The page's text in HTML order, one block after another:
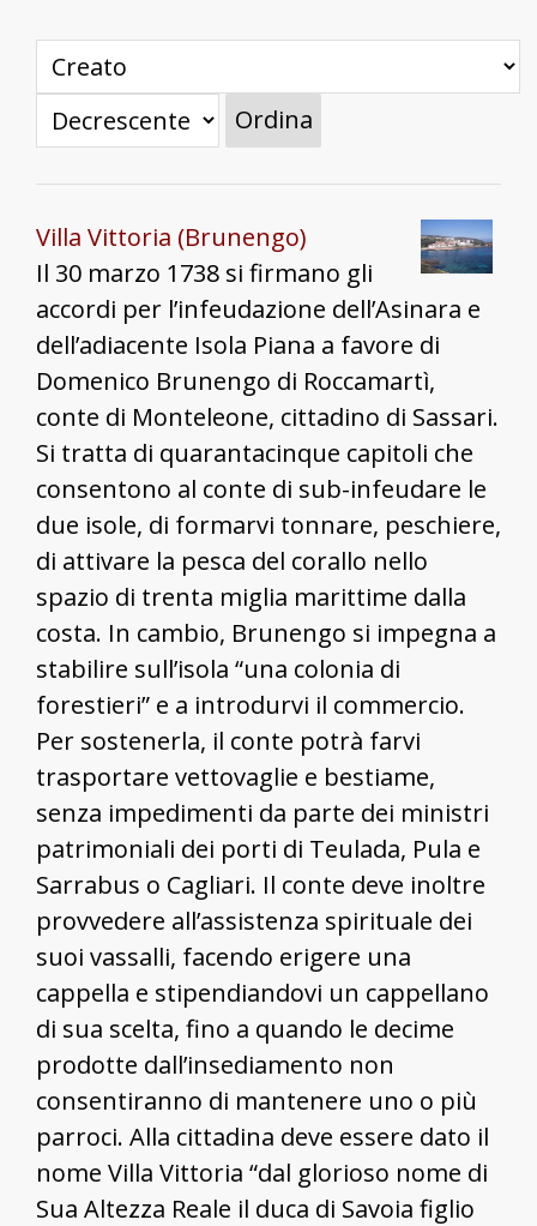
Ordina
Villa Vittoria (Brunengo)
Il 30 marzo 1738 si firmano gli
accordi per l’infeudazione dell’Asinara e
dell’adiacente Isola Piana a favore di
Domenico Brunengo di Roccamartì,
conte di Monteleone, cittadino di Sassari.
Si tratta di quarantacinque capitoli che
consentono al conte di sub-infeudare le
due isole, di formarvi tonnare, peschiere,
di attivare la pesca del corallo nello
spazio di trenta miglia marittime dalla
costa. In cambio, Brunengo si impegna a
stabilire sull’isola “una colonia di
forestieri” e a introdurvi il commercio.
Per sostenerla, il conte potrà farvi
trasportare vettovaglie e bestiame,
senza impedimenti da parte dei ministri
patrimoniali dei porti di Teulada, Pula e
Sarrabus o Cagliari. Il conte deve inoltre
provvedere all’assistenza spirituale dei
suoi vassalli, facendo erigere una
cappella e stipendiandovi un cappellano
di sua scelta, fino a quando le decime
prodotte dall’insediamento non
consentiranno di mantenere uno o più
parroci. Alla cittadina deve essere dato il
nome Villa Vittoria “dal glorioso nome di
Sua Altezza Reale il duca di Savoia figlio